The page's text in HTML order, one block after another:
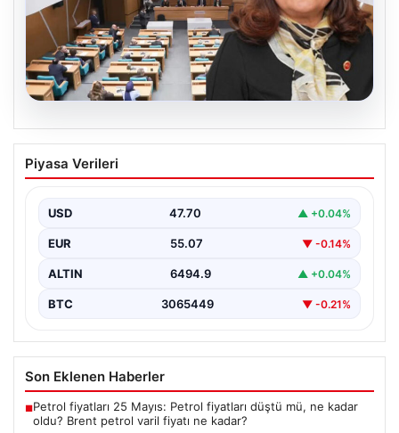
05.08.2026
Üsküdar Belediyesi’nde başkanvekili
Sibel Tan Çetinkaya oldu
Piyasa Verileri
USD 47.70 ▲ +0.04%
EUR 55.07 ▼ -0.14%
ALTIN 6494.9 ▲ +0.04%
BTC 3065449 ▼ -0.21%
Son Eklenen Haberler
■Petrol fiyatları 25 Mayıs: Petrol fiyatları düştü mü, ne kadar
oldu? Brent petrol varil fiyatı ne kadar?